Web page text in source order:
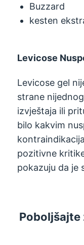
Buzzard
kesten
Levicose
Levicose gel
strane
izvještaja ili
bilo kakvim
pozitivne
pokazuju da je
Poboljšajte